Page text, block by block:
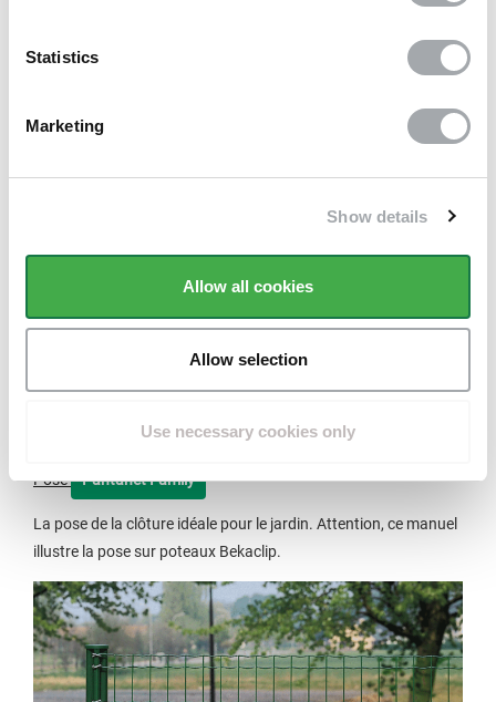
Statistics
Marketing
Show details
Allow all cookies
Allow selection
Use necessary cookies only
Pose Pantanet Family
La pose de la clôture idéale pour le jardin. Attention, ce manuel
illustre la pose sur poteaux Bekaclip.